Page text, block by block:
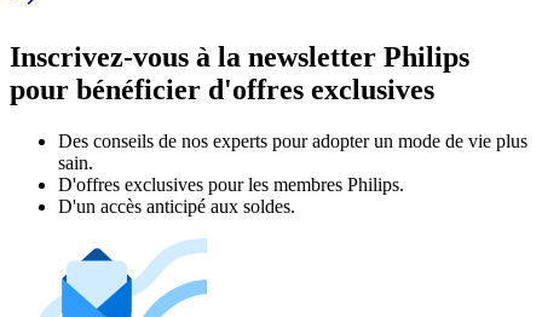
Inscrivez-vous à la newsletter Philips
pour bénéficier d'offres exclusives
Des conseils de nos experts pour adopter un mode de vie plus
sain.
D'offres exclusives pour les membres Philips.
D'un accès anticipé aux soldes.